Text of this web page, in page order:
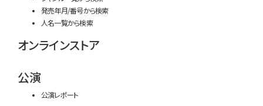
発売年月/番号から検索
人名一覧から検索
オンラインストア
公演
公演レポート